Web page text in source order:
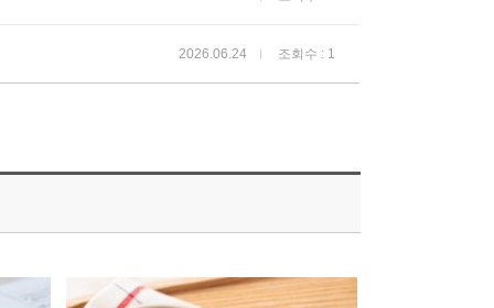
2026.06.24 조회수 : 1